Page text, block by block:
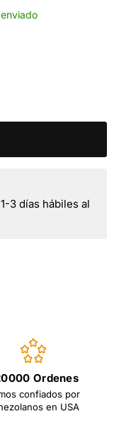
3 días hábiles al
Ordenes
confiados por
en USA